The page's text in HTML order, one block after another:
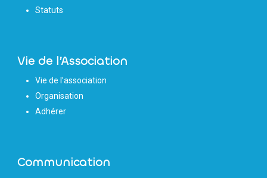
Statuts
Vie de l’Association
Vie de l’association
Organisation
Adhérer
Communication